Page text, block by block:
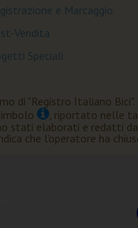
e Marcaggio
Vendita
Speciali
di "Registro Italiano Bici".
, riportato nelle
stati elaborati e redatti
che l'operatore ha